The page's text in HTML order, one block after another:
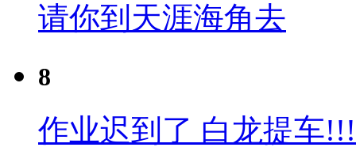
请你到天涯海角去
8
作业迟到了 白龙提车